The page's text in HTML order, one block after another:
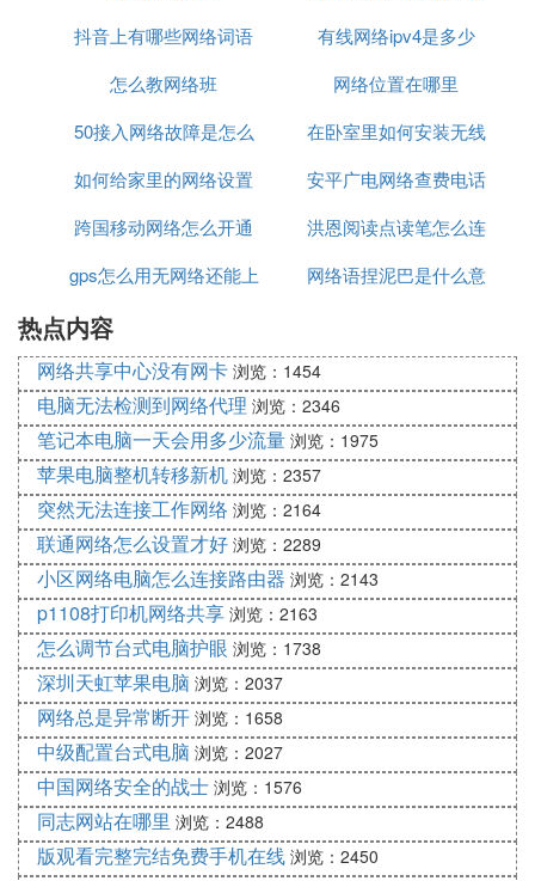
解释为因为有两位女主角的支持，アルト才能振作起
来，因此两人在他心目中是非常重要的人。根据河森
的说法是，本来アルト就是一直点ランカ选项，但是
工作人员(非常有可能根本就是编剧吉野宏幸)抗议而
在后期除了点ランカ选项外还狂点シェリル选项，导
主角通吃，也就是享齐人之福、搞3P的意思。 3、脆
骨-----韩语“最高”的音译 4、柒在网络用语里指“帅”的
意思。 5、gl全称girls' love，专指女性之间的同性恋
情，常出现在文学作品，动漫作品，漫画作品等；另
可以作为成立于1867年，总部位于汉堡的德国劳氏船
级社的简写，至今已有140年的历史。其主要业务可
分为“海事服务”和“工业服务”两大类。 6、百合是指单
纯的女性之间纯真的友情（不参与性和情人之间的
爱）7、GL是女性之间的爱情，也同时参与性（一般
GL不分TP，单指女性之间的爱情，互相的很多，俗
称H） 8、LES是分TP的，属于那种性和爱都不可缺
少的那种 9、T是指LES中比较男性化的女性，俗
称"假小子" 10、娘T是T的一种，T里面一般分爷T、
娘T、纯T，娘T就是指外表女性化，心里还存在假小
子元素的人 11、P就是LES中女性化的一种 12、H就
是互相的，可以把TP都当做情人（也就是不挑食）G
irls' Love（简称girls'love）与百合的区别 百合一词定
义众说纷纭，而与其对义又相近的GL一词，两者之
间常产生模糊、等同或完全对立的状况。 沙发、板
凳及网络用语（转载）一、网络论坛中有“打铁”这种
说法，它指的是什么意思？ 二、在网络论坛上，回
帖中常常有“LZ”这个称谓，“LZ”指谁？ 三、在网上的
求
抖音上有哪些网络词语
有线网络ipv4是多少
怎么教网络班
网络位置在哪里
50接入网络故障是怎么
回事
在卧室里如何安装无线
网络
如何给家里的网络设置
上网限制
安平广电网络查费电话
是多少
跨国移动网络怎么开通
洪恩阅读点读笔怎么连
接网络
gps怎么用无网络还能上
网络语捏泥巴是什么意
热点内容
网络共享中心没有网卡 浏览：1454
电脑无法检测到网络代理 浏览：2346
笔记本电脑一天会用多少流量 浏览：1975
苹果电脑整机转移新机 浏览：2357
突然无法连接工作网络 浏览：2164
联通网络怎么设置才好 浏览：2289
小区网络电脑怎么连接路由器 浏览：2143
p1108打印机网络共享 浏览：2163
怎么调节台式电脑护眼 浏览：1738
深圳天虹苹果电脑 浏览：2037
网络总是异常断开 浏览：1658
中级配置台式电脑 浏览：2027
中国网络安全的战士 浏览：1576
同志网站在哪里 浏览：2488
版观看完整完结免费手机在线 浏览：2450